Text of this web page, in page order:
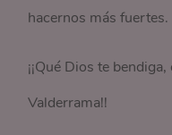
hacernos más fuertes.
¡¡Qué Dios te
Valderrama!!